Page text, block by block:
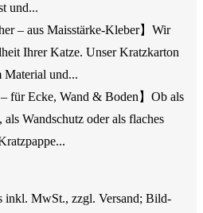
und...
– aus Maisstärke-Kleber】Wir
Ihrer Katze. Unser Kratzkarton
Material und...
– für Ecke, Wand & Boden】Ob als
Wandschutz oder als flaches
inkl. MwSt., zzgl. Versand; Bild-